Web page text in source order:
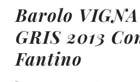
Barolo
GRIS 2013
Fantino